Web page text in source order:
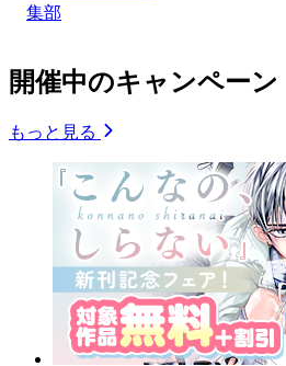
集部
開催中のキャンペーン
もっと見る